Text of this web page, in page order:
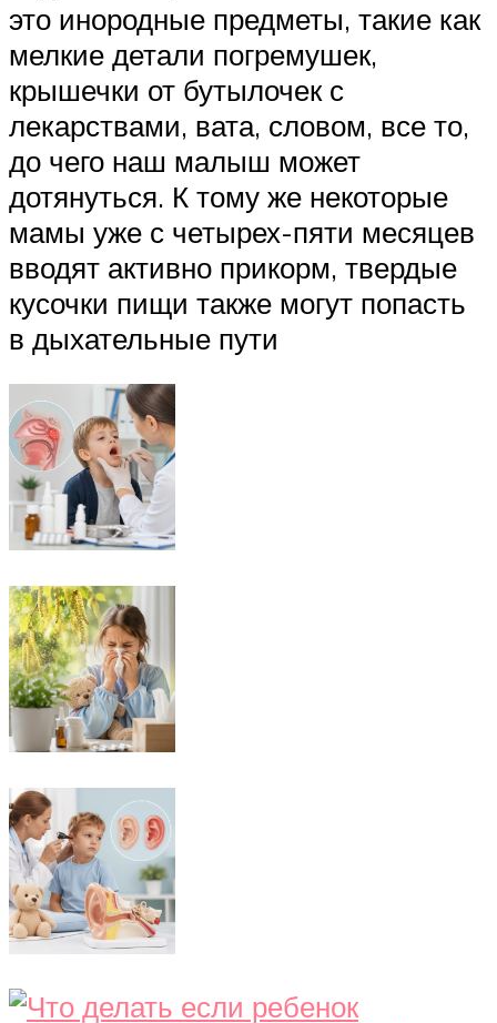
это инородные предметы, такие как
мелкие детали погремушек,
крышечки от бутылочек с
лекарствами, вата, словом, все то,
до чего наш малыш может
дотянуться. К тому же некоторые
мамы уже с четырех-пяти месяцев
вводят активно прикорм, твердые
кусочки пищи также могут попасть
в дыхательные пути